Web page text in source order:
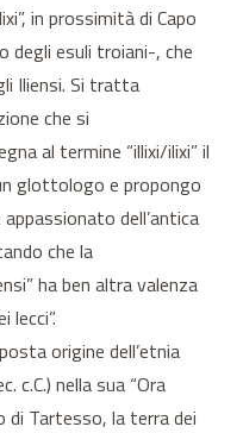
in prossimità di Capo
degli esuli troiani-, che
Iliensi. Si tratta
che si
al termine “illixi/ilixi” il
glottologo e propongo
dell’antica
che la
ha ben altra valenza
lecci”.
origine dell’etnia
c.C.) nella sua “Ora
Tartesso, la terra dei